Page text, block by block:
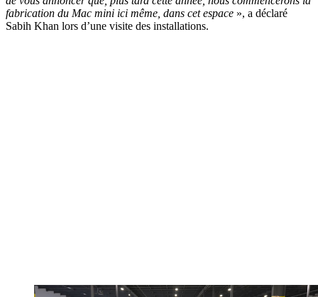
fabrication du Mac mini ici même, dans cet espace », a déclaré
Sabih Khan lors d’une visite des installations.